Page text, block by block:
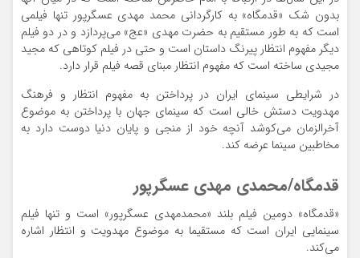
بدون شک «قدمگاه» به کارگردانی محمد مهدی عسگرپور تنها فیلمی
است که به طور مستقیم به حضرت مهدی «عج» می‌پردازد و در دو فیلم
دیگر مفهوم انتظار پیرنگ داستان است و حتی در فیلم کوتاهی که مجید
مجیدی ساخته است که مفهوم انتظار مبنای قصه فیلم قرار دارد.
در شرایطی سینمای ایران در پرداختن به مفهوم انتظار و فرهنگ
مهدویت دستش خالی است که سینمای جهان با پرداختن به موضوع
آخرالزمان می‌کوشد آنچه خود از منجی و پایان دنیا دوست دارد به
مخاطبین سینما عرضه کند.
قدمگاه/محمدی مهدی عسگرپور
«قدمگاه» دومین فیلم بلند «محمدمهدی عسگرپور» است و تنها فیلم
سینمایی ایران است که مستقیما به موضوع مهدویت و انتظار اشاره
می‌کند.